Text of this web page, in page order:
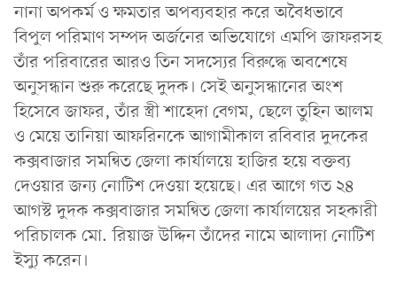
নানা অপকর্ম ও ক্ষমতার অপব্যবহার করে অবৈধভাবে
বিপুল পরিমাণ সম্পদ অর্জনের অভিযোগে এমপি জাফরসহ
তাঁর পরিবারের আরও তিন সদস্যের বিরুদ্ধে অবশেষে
অনুসন্ধান শুরু করেছে দুদক। সেই অনুসন্ধানের অংশ
হিসেবে জাফর, তাঁর স্ত্রী শাহেদা বেগম, ছেলে তুহিন আলম
ও মেয়ে তানিয়া আফরিনকে আগামীকাল রবিবার দুদকের
কক্সবাজার সমন্বিত জেলা কার্যালয়ে হাজির হয়ে বক্তব্য
দেওয়ার জন্য নোটিশ দেওয়া হয়েছে। এর আগে গত ২৪
আগস্ট দুদক কক্সবাজার সমন্বিত জেলা কার্যালয়ের সহকারী
পরিচালক মো. রিয়াজ উদ্দিন তাঁদের নামে আলাদা নোটিশ
ইস্যু করেন।